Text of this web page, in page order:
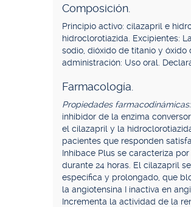
Composición.
Principio activo: cilazapril e
hidroclorotiazida. Excipientes:
sodio, dióxido de titanio y óxido
administración: Uso oral.
Farmacología.
Propiedades
inhibidor de la enzima
el cilazapril y la
pacientes que responden
Inhibace Plus se caracteriza
durante 24 horas. El cilazapril
específica y prolongado, que
la angiotensina I inactiva en
Incrementa la actividad de la